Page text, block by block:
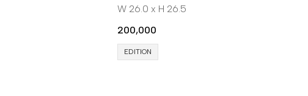
W 26.0 x H 26.5
200,000
EDITION